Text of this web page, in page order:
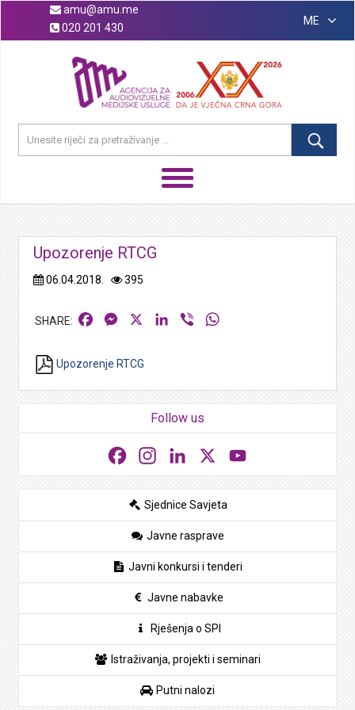
amu@amu.me
020 201 430
ME
Upozorenje RTCG
06.04.2018. 395
FacebookMessengerLinkedIn
Viber
Upozorenje RTCG
Follow us
FacebookInstagramLinkedIn
Sjednice Savjeta
Javne rasprave
Javni konkursi i tenderi
Javne nabavke
Rješenja o SPI
Istraživanja, projekti i seminari
Putni nalozi